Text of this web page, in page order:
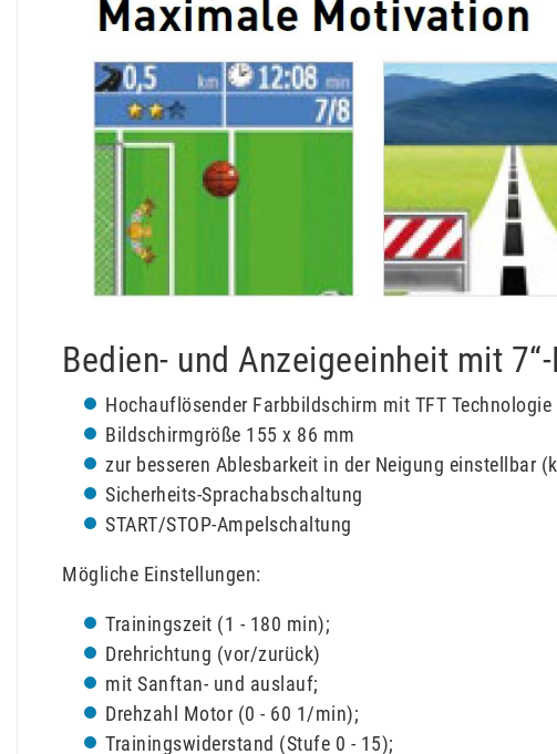
Bedien- und Anzeigeeinheit mit
Hochauflösender Farbbildschirm mit TFT
Bildschirmgröße 155 x 86 mm
zur besseren Ablesbarkeit in der Neigung einstellbar
Sicherheits-Sprachabschaltung
START/STOP-Ampelschaltung
Mögliche Einstellungen:
Trainingszeit (1 - 180 min);
Drehrichtung (vor/zurück)
mit Sanftan- und auslauf;
Drehzahl Motor (0 - 60 1/min);
Trainingswiderstand (Stufe 0 - 15);